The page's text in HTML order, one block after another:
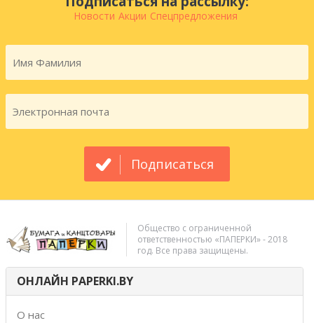
Новости Акции Спецпредложения
Подписаться
Общество с ограниченной
ответственностью «ПАПЕРКИ» - 2018
год. Все права защищены.
ОНЛАЙН PAPERKI.BY
О нас